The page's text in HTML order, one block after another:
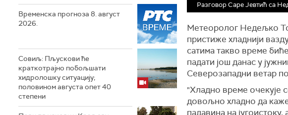
Временска прогноза 8. август
2026.
Совиљ: Пљускови ће
краткотрајно побољшати
хидролошку ситуацију;
половином августа опет 40
степени
Разговор Саре Јевтић са
Метеоролог Недељко
пристиже хладнији
сатима такво време
падати још данас у
Северозападни ветар
"Хладно време очекује
довољно хладно да
падавина на